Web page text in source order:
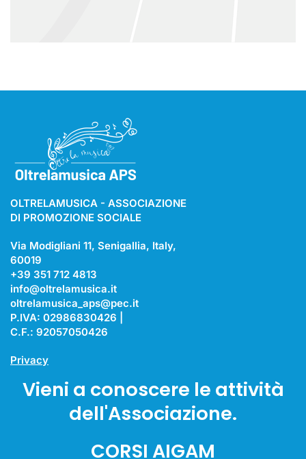
OLTRELAMUSICA - ASSOCIAZIONE
DI PROMOZIONE SOCIALE
Via Modigliani 11, Senigallia, Italy,
60019
+39 351 712 4813
info@oltrelamusica.it
oltrelamusica_aps@pec.it
P.IVA: 02986830426 |
C.F.: 92057050426
Privacy
Vieni a conoscere le attività
dell'Associazione.
CORSI AIGAM